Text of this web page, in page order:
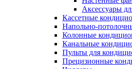
Аксессуары
Кассетные
Напольно-
Колонные
Канальные
Пульты для
Прецизионные